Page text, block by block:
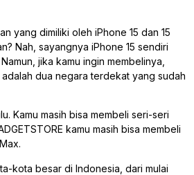
yang dimiliki oleh iPhone 15 dan 15
Nah, sayangnya iPhone 15 sendiri
jika kamu ingin membelinya,
dua negara terdekat yang sudah
Kamu masih bisa membeli seri-seri
kamu masih bisa membeli
kota besar di Indonesia, dari mulai